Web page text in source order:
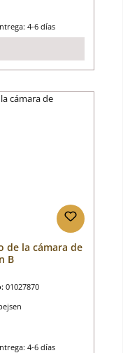
4-6 días
de la cámara de
B
01027870
4-6 días